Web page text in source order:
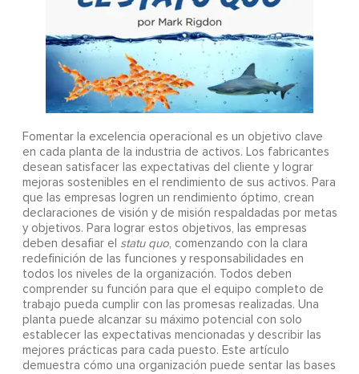
Fomentar la excelencia operacional es un objetivo clave
en cada planta de la industria de activos. Los fabricantes
desean satisfacer las expectativas del cliente y lograr
mejoras sostenibles en el rendimiento de sus activos. Para
que las empresas logren un rendimiento óptimo, crean
declaraciones de visión y de misión respaldadas por metas
y objetivos. Para lograr estos objetivos, las empresas
deben desafiar el statu quo, comenzando con la clara
redefinición de las funciones y responsabilidades en
todos los niveles de la organización. Todos deben
comprender su función para que el equipo completo de
trabajo pueda cumplir con las promesas realizadas. Una
planta puede alcanzar su máximo potencial con solo
establecer las expectativas mencionadas y describir las
mejores prácticas para cada puesto. Este artículo
demuestra cómo una organización puede sentar las bases